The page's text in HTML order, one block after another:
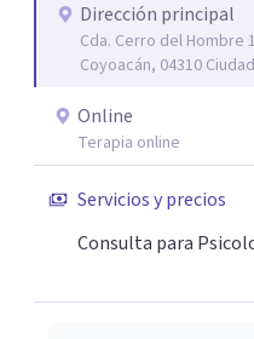
Dirección principal
Cda. Cerro del
Coyoacán, 04310
Online
Terapia online
Servicios y precios
Consulta para